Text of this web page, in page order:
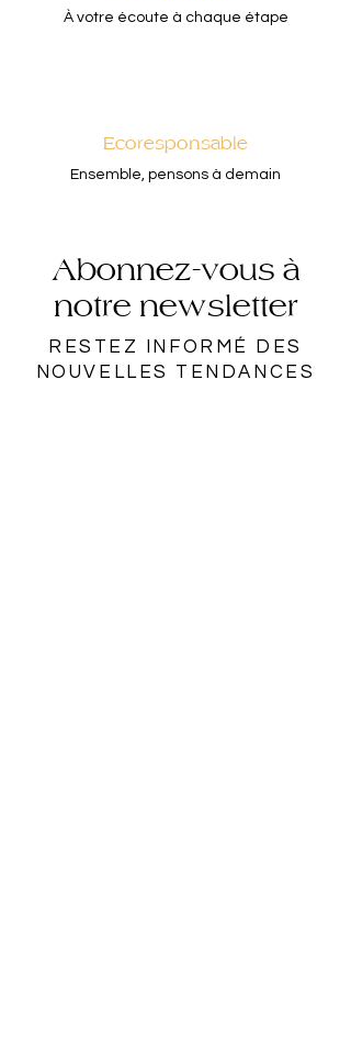
À votre écoute à chaque étape
Ecoresponsable
Ensemble, pensons à demain
Abonnez-vous à
notre newsletter
RESTEZ INFORMÉ DES
NOUVELLES TENDANCES